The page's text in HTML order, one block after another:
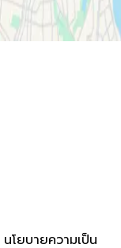
นโยบายความเป็น